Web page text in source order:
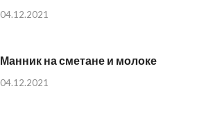
04.12.2021
Манник на сметане и молоке
04.12.2021